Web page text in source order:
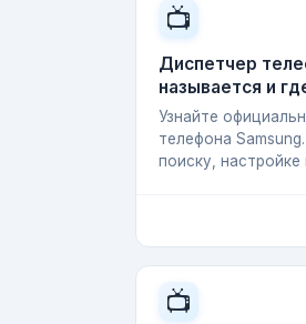
📺
Диспетчер
называется и
Узнайте
телефона
поиску,
📺